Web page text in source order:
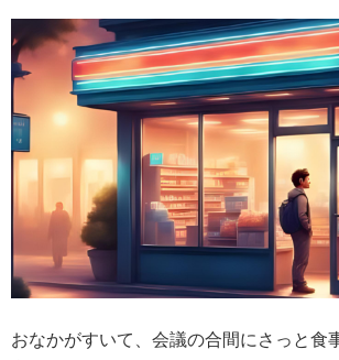
おなかがすいて、会議の合間にさっと食